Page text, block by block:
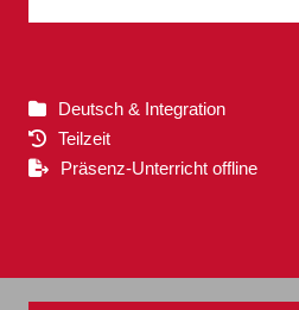
Deutsch & Integration
Teilzeit
Präsenz-Unterricht offline